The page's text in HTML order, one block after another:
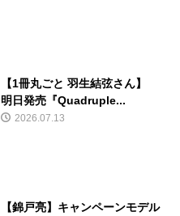
【1冊丸ごと 羽生結弦さん】
明日発売『Quadruple...
2026.07.13
【錦戸亮】キャンペーンモデル